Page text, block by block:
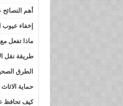
أهم
إخفاء عيوب
ماذا تفعل مع
طريقة نقل
الطرق
حماية
كيف تحافظ